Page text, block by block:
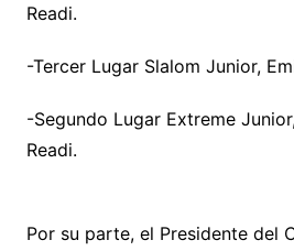
Readi.
-Tercer Lugar Slalom Junior,
-Segundo Lugar Extreme
Readi.
Por su parte, el Presidente del